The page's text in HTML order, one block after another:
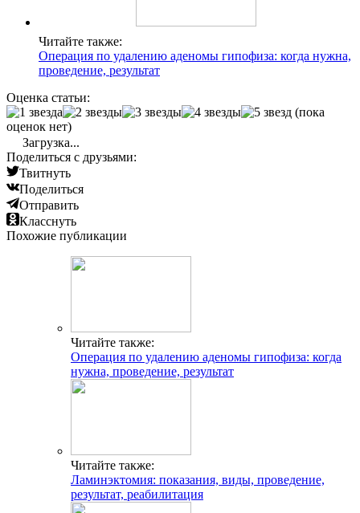
Читайте также:
Операция по удалению аденомы гипофиза: когда нужна,
проведение, результат
Оценка статьи:
(пока
оценок нет)
Загрузка...
Поделиться с друзьями:
Твитнуть
Поделиться
Отправить
Класснуть
Похожие публикации
Читайте также:
Операция по удалению аденомы гипофиза: когда
нужна, проведение, результат
Читайте также:
Ламинэктомия: показания, виды, проведение,
результат, реабилитация